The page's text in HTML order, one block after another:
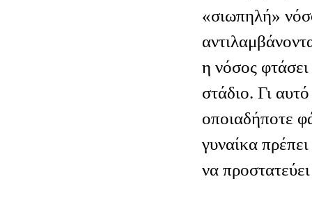
«σιωπηλή»
η νόσος
στάδιο. Γι
οποιαδήποτε
γυναίκα
να